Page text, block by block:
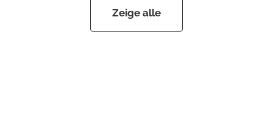
Zeige alle